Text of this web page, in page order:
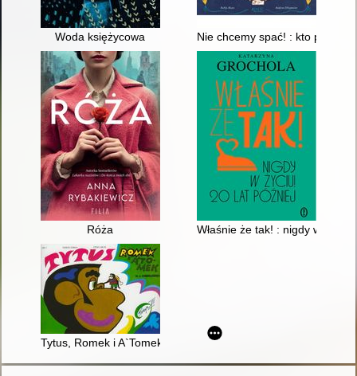
Woda księżycowa Nie chcemy spać! : kto położy
Róża Właśnie że tak! : nigdy w
Tytus, Romek i A`Tomek. Ks. 7,